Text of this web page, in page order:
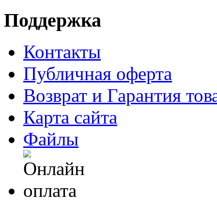
Поддержка
Контакты
Публичная оферта
Возврат и Гарантия
Карта сайта
Файлы